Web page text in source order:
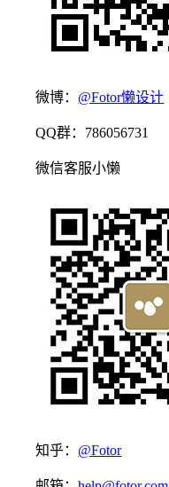
微博： @Fotor懒设计
QQ群：786056731
微信客服小懒
知乎： @Fotor